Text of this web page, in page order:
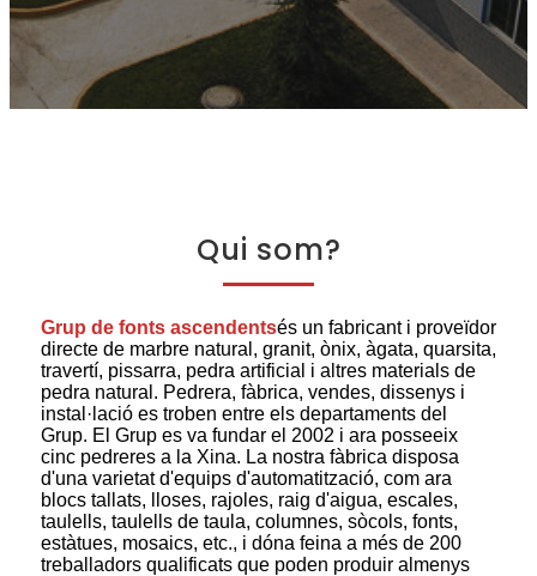
Qui som?
Grup de fonts ascendentsés un fabricant i proveïdor
directe de marbre natural, granit, ònix, àgata, quarsita,
travertí, pissarra, pedra artificial i altres materials de
pedra natural. Pedrera, fàbrica, vendes, dissenys i
instal·lació es troben entre els departaments del
Grup. El Grup es va fundar el 2002 i ara posseeix
cinc pedreres a la Xina. La nostra fàbrica disposa
d'una varietat d'equips d'automatització, com ara
blocs tallats, lloses, rajoles, raig d'aigua, escales,
taulells, taulells de taula, columnes, sòcols, fonts,
estàtues, mosaics, etc., i dóna feina a més de 200
treballadors qualificats que poden produir almenys